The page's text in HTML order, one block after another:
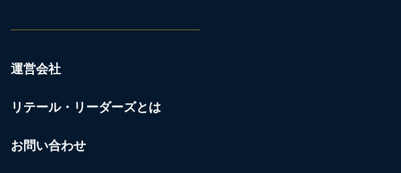
運営会社
リテール・リーダーズとは
お問い合わせ